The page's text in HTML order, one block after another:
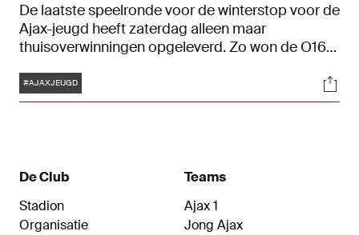
De laatste speelronde voor de winterstop voor de
Ajax-jeugd heeft zaterdag alleen maar
thuisoverwinningen opgeleverd. Zo won de O16
O15 tegen respectievelijk Vitesse en FC Utrecht.
Bekijk hoe het de Ajacieden verging in Blik op de
Tags
#AJAXJEUGD
De Club
Stadion
Organisatie
Teams
Ajax 1
Jong Ajax